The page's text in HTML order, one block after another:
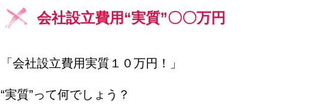
会社設立費用“実質”〇〇万円
「会社設立費用実質１０万円！」
“実質”って何でしょう？